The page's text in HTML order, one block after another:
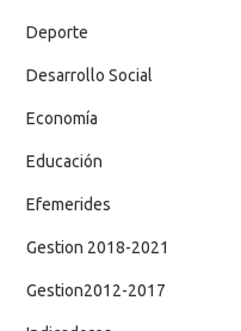
Deporte
Desarrollo Social
Economía
Educación
Efemerides
Gestion 2018-2021
Gestion2012-2017